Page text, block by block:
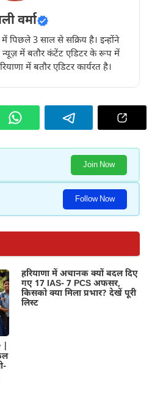
वर्मा
में पिछले 3 साल से सक्रिय है। इन्होंने
में बतौर कंटेंट एडिटर के रूप में
में बतौर एडिटर कार्यरत है।
Join Now
Follow Now
हरियाणा में अचानक क्यों बदल दिए
गए 17 IAS- 7 PCS अफसर,
किसको क्या मिला प्रभार? देखें पूरी
लिस्ट